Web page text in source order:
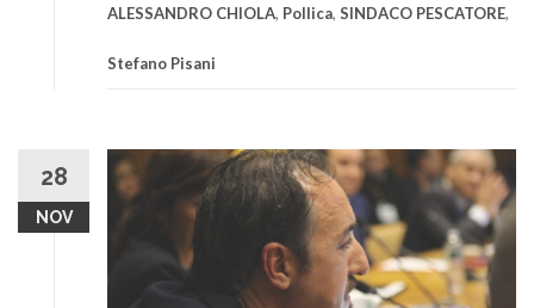
ALESSANDRO CHIOLA, Pollica, SINDACO PESCATORE,
Stefano Pisani
28
NOV